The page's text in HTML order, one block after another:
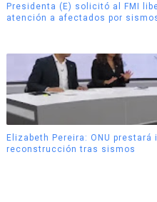
Presidenta (E) solicitó al FMI
atención a afectados por
Elizabeth Pereira: ONU
reconstrucción tras sismos